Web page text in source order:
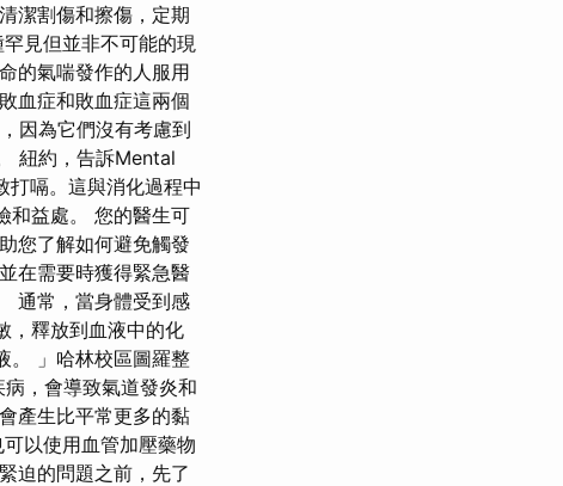
潔割傷和擦傷，定期
見但並非不可能的現
的氣喘發作的人服用
血症和敗血症這兩個
因為它們沒有考慮到
紐約，告訴Mental
嗝。這與消化過程中
和益處。 您的醫生可
您了解如何避免觸發
在需要時獲得緊急醫
通常，當身體受到感
，釋放到血液中的化
。 」哈林校區圖羅整
，會導致氣道發炎和
產生比平常更多的黏
以使用血管加壓藥物
迫的問題之前，先了